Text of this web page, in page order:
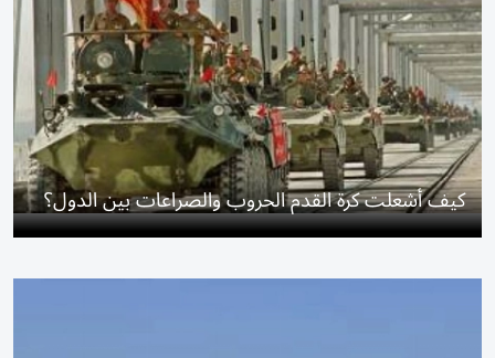
كيف أشعلت كرة القدم الحروب والصراعات بين الدول؟